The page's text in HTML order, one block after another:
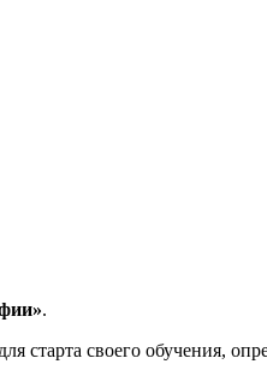
.
своего обучения,